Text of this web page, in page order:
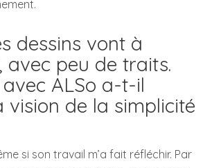
dessins vont à
avec peu de traits.
ALSo a-t-il
vision de la simplicité
si son travail m’a fait réfléchir. Par